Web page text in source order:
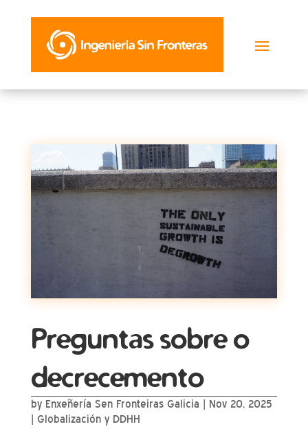
Preguntas sobre o
decrecemento
by Enxeñería Sen Fronteiras Galicia | Nov 20, 2025
| Globalización y DDHH